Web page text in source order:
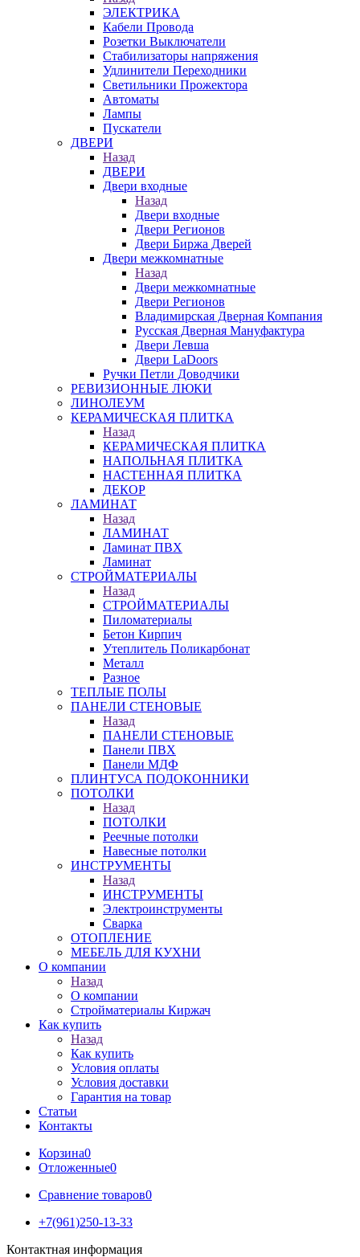
ЭЛЕКТРИКА
Кабели Провода
Розетки Выключатели
Стабилизаторы напряжения
Удлинители Переходники
Светильники Прожектора
Автоматы
Лампы
Пускатели
ДВЕРИ
Назад
ДВЕРИ
Двери входные
Назад
Двери входные
Двери Регионов
Двери Биржа Дверей
Двери межкомнатные
Назад
Двери межкомнатные
Двери Регионов
Владимирская Дверная Компания
Русская Дверная Мануфактура
Двери Левша
Двери LaDoors
Ручки Петли Доводчики
РЕВИЗИОННЫЕ ЛЮКИ
ЛИНОЛЕУМ
КЕРАМИЧЕСКАЯ ПЛИТКА
Назад
КЕРАМИЧЕСКАЯ ПЛИТКА
НАПОЛЬНАЯ ПЛИТКА
НАСТЕННАЯ ПЛИТКА
ДЕКОР
ЛАМИНАТ
Назад
ЛАМИНАТ
Ламинат ПВХ
Ламинат
СТРОЙМАТЕРИАЛЫ
Назад
СТРОЙМАТЕРИАЛЫ
Пиломатериалы
Бетон Кирпич
Утеплитель Поликарбонат
Металл
Разное
ТЕПЛЫЕ ПОЛЫ
ПАНЕЛИ СТЕНОВЫЕ
Назад
ПАНЕЛИ СТЕНОВЫЕ
Панели ПВХ
Панели МДФ
ПЛИНТУСА ПОДОКОННИКИ
ПОТОЛКИ
Назад
ПОТОЛКИ
Реечные потолки
Навесные потолки
ИНСТРУМЕНТЫ
Назад
ИНСТРУМЕНТЫ
Электроинструменты
Сварка
ОТОПЛЕНИЕ
МЕБЕЛЬ ДЛЯ КУХНИ
О компании
Назад
О компании
Стройматериалы Киржач
Как купить
Назад
Как купить
Условия оплаты
Условия доставки
Гарантия на товар
Статьи
Контакты
Корзина0
Отложенные0
Сравнение товаров0
+7(961)250-13-33
Контактная информация